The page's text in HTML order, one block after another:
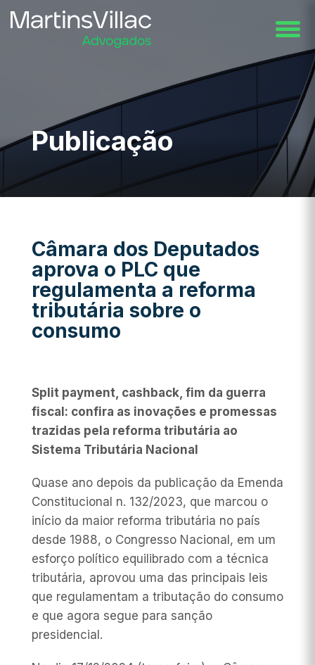
Publicação
Câmara dos Deputados
aprova o PLC que
regulamenta a reforma
tributária sobre o
consumo
Split payment, cashback, fim da guerra
fiscal: confira as inovações e promessas
trazidas pela reforma tributária ao
Sistema Tributária Nacional
Quase ano depois da publicação da Emenda
Constitucional n. 132/2023, que marcou o
início da maior reforma tributária no país
desde 1988, o Congresso Nacional, em um
esforço político equilibrado com a técnica
tributária, aprovou uma das principais leis
que regulamentam a tributação do consumo
e que agora segue para sanção
presidencial.